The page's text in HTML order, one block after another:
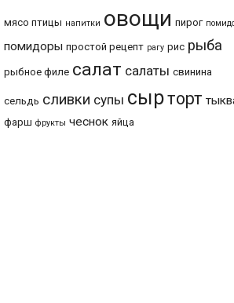
мясо птицы напитки овощи пирог
помидоры простой рецепт рагу рис рыба
рыбное филе салат салаты свинина
сельдь сливки супы сырторт
фарш фрукты чеснок яйца